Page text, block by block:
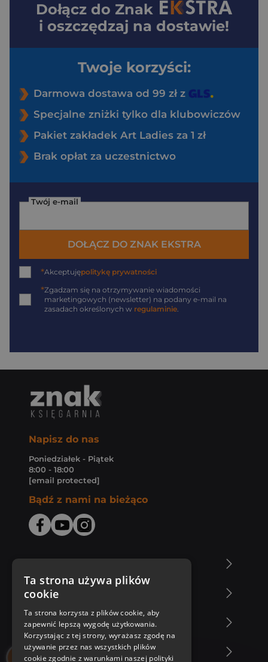
Dołącz do Znak
i oszczędzaj na dostawie!
Twoje korzyści:
Darmowa dostawa od 99 zł z
Specjalne zniżki tylko dla klubowiczów
Pakiet zakładek Art Ladies za 1 zł
Brak opłat za uczestnictwo
Twój e-mail
DOŁĄCZ DO ZNAK EKSTRA
*Akceptujępolitykę prywatności
*Zgadzam się na otrzymywanie wiadomości
marketingowych (newsletter) na podany e-mail na
zasadach określonych w regulaminie.
Napisz do nas
Poniedziałek - Piątek
8:00 - 18:00
[email protected]
Bądź z nami na bieżąco
Zakupy u nas
Nasza oferta
Nasi autorzy
Ta strona używa plików
cookie
Ta strona korzysta z plików cookie, aby
zapewnić lepszą wygodę użytkowania.
Korzystając z tej strony, wyrażasz zgodę na
używanie przez nas wszystkich plików
cookie zgodnie z warunkami naszej polityki